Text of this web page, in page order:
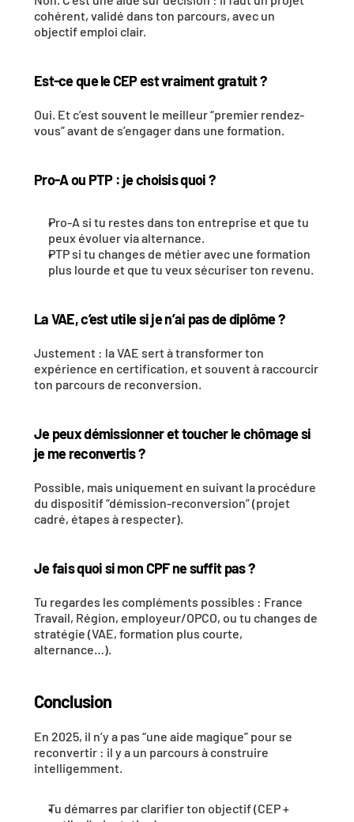
cohérent, validé dans ton parcours, avec un
objectif emploi clair.
Est-ce que le CEP est vraiment gratuit ?
Oui. Et c’est souvent le meilleur “premier rendez-
vous” avant de s’engager dans une formation.
Pro-A ou PTP : je choisis quoi ?
Pro-A si tu restes dans ton entreprise et que tu
peux évoluer via alternance.
PTP si tu changes de métier avec une formation
plus lourde et que tu veux sécuriser ton revenu.
La VAE, c’est utile si je n’ai pas de diplôme ?
Justement : la VAE sert à transformer ton
expérience en certification, et souvent à raccourcir
ton parcours de reconversion.
Je peux démissionner et toucher le chômage si
je me reconvertis ?
Possible, mais uniquement en suivant la procédure
du dispositif “démission-reconversion” (projet
cadré, étapes à respecter).
Je fais quoi si mon CPF ne suffit pas ?
Tu regardes les compléments possibles : France
Travail, Région, employeur/OPCO, ou tu changes de
stratégie (VAE, formation plus courte,
alternance…).
Conclusion
En 2025, il n’y a pas “une aide magique” pour se
reconvertir : il y a un parcours à construire
intelligemment.
Tu démarres par clarifier ton objectif (CEP +